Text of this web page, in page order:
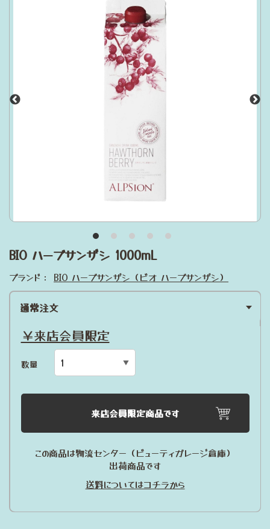
BIO ハーブサンザシ 1000mL
ブランド： BIO ハーブサンザシ（ビオ ハーブサンザシ）
通常注文
￥来店会員限定
数量
来店会員限定商品です
この商品は物流センター（ビューティガレージ倉庫）
出荷商品です
送料についてはコチラから